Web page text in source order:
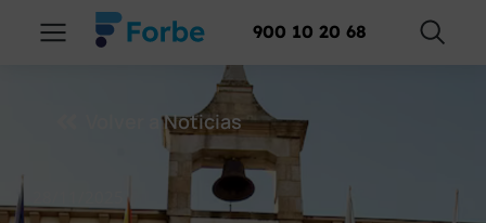
900 10 20 68
Volver a Noticias